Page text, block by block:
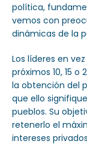
política,
vemos con
dinámicas de la
Los líderes en
próximos 10, 15
la obtención del
que ello
pueblos. Su
retenerlo el
intereses